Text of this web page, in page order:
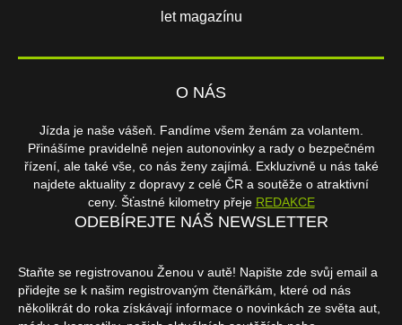
let magazínu
O NÁS
Jízda je naše vášeň. Fandíme všem ženám za volantem.
Přinášíme pravidelně nejen autonovinky a rady o bezpečném
řízení, ale také vše, co nás ženy zajímá. Exkluzivně u nás také
najdete aktuality z dopravy z celé ČR a soutěže o atraktivní
ceny. Šťastné kilometry přeje REDAKCE
ODEBÍREJTE NÁŠ NEWSLETTER
Staňte se registrovanou Ženou v autě! Napište zde svůj email a
přidejte se k našim registrovaným čtenářkám, které od nás
několikrát do roka získávají informace o novinkách ze světa aut,